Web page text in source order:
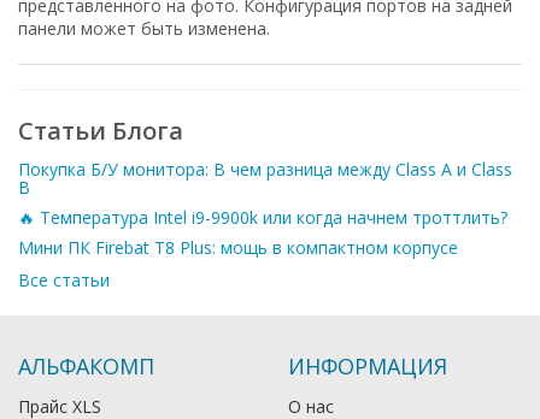
представленного на фото. Конфигурация портов на задней
панели может быть изменена.
Статьи Блога
Покупка Б/У монитора: В чем разница между Class A и Class
B
🔥 Температура Intel i9-9900k или когда начнем троттлить?
Мини ПК Firebat T8 Plus: мощь в компактном корпусе
Все статьи
АЛЬФАКОМП
Прайс XLS
ИНФОРМАЦИЯ
О нас